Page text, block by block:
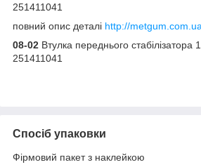
251411041
повний опис деталі http://
08-02 Втулка переднього
251411041
Спосіб упаковки
Фірмовий пакет з наклейкою